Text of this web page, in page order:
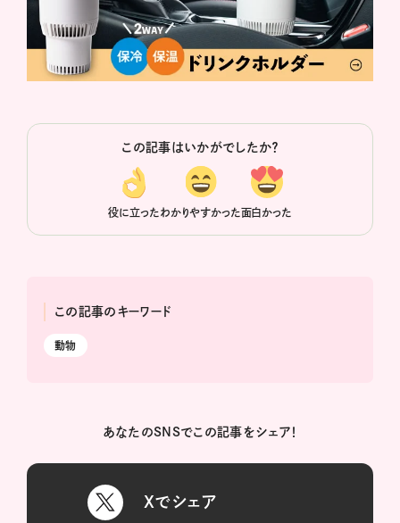
この記事はいかがでしたか？
役に立ったわかりやすかった面白かった
この記事のキーワード
動物
あなたのSNSでこの記事をシェア！
Xでシェア